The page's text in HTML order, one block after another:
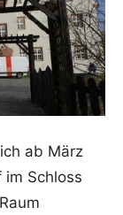
ab März
Schloss